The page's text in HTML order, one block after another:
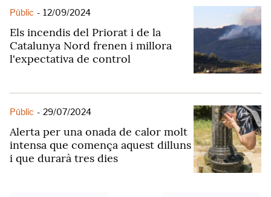
Públic - 12/09/2024
Els incendis del Priorat i de la
Catalunya Nord frenen i millora
l'expectativa de control
Públic - 29/07/2024
Alerta per una onada de calor molt
intensa que comença aquest dilluns
i que durarà tres dies